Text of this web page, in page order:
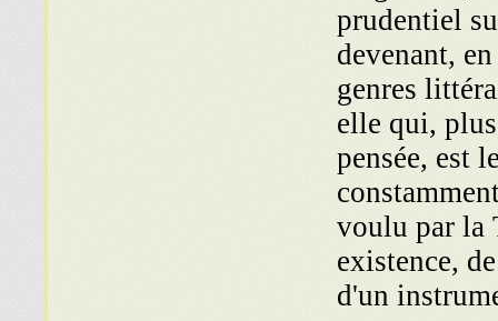
prudentiel
devenant,
genres
elle qui,
pensée, est
voulu par la
existence,
d'un